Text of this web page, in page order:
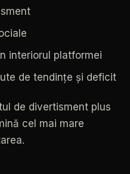
interiorul platformei
de tendințe și deficit
de divertisment plus
cel mai mare